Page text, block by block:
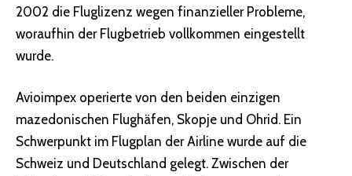
2002 die Fluglizenz wegen finanzieller Probleme,
woraufhin der Flugbetrieb vollkommen eingestellt
wurde.
Avioimpex operierte von den beiden einzigen
mazedonischen Flughäfen, Skopje und Ohrid. Ein
Schwerpunkt im Flugplan der Airline wurde auf die
Schweiz und Deutschland gelegt. Zwischen der